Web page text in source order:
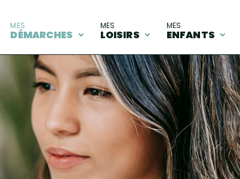
MES
DÉMARCHES
MES
LOISIRS
MES
ENFANTS